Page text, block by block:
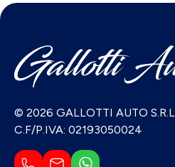
© 2026 GALLOTTI AUTO S.R.L.
C.F/P.IVA: 02193050024